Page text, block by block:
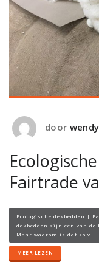
door wendy
Fairtrade
Ecologische dekbedden |
dekbedden zijn een van de
Maar waarom is dat zo v
MEER LEZEN